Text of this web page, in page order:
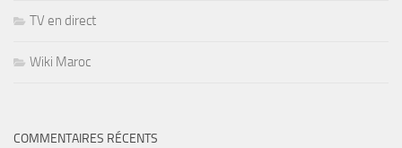
TV en direct
Wiki Maroc
COMMENTAIRES RÉCENTS